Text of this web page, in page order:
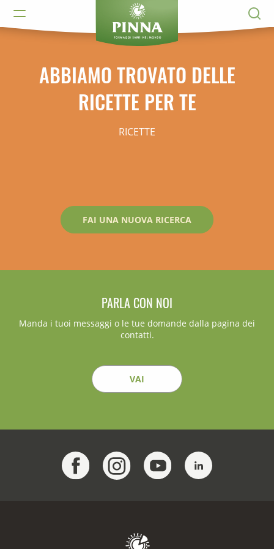
ABBIAMO TROVATO DELLE
RICETTE PER TE
RICETTE
FAI UNA NUOVA RICERCA
PARLA CON NOI
Manda i tuoi messaggi o le tue domande dalla pagina dei
contatti.
VAI